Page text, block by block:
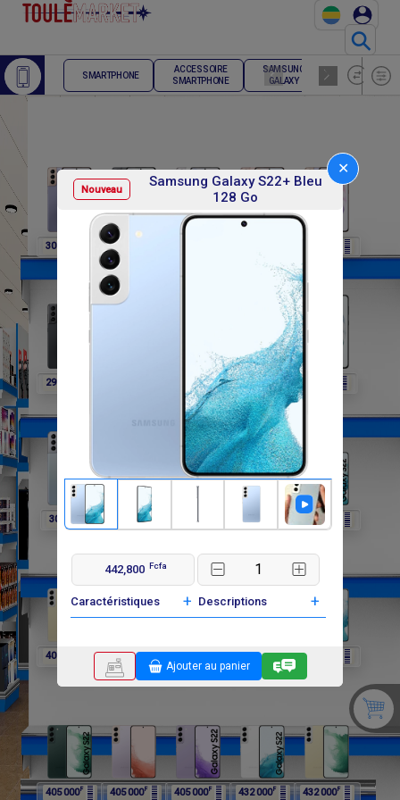
⚲
Nouveau
Samsung Galaxy S22+ Bleu
128 Go
✕
442,800 Fcfa
Caractéristiques + Descriptions +
Ajouter au panier
SMARTPHONE
ACCESSOIRE
SMARTPHONE
SAMSUNG
GALAXY
TELEPHONE
FIXE
307 800 307 800
291 600 291 600F 302 400F 302 400
302 400 F 297 000F 297 000 297 000 405 000
405 000 405 000 F F 405 000F 405 000
405 000F 405 000F 405 000F 432 000F 432 000F